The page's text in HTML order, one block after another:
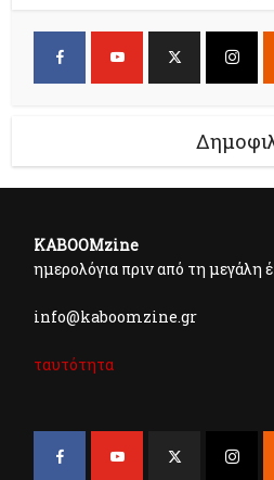
KABOOMzine
ημερολόγια πριν από τη μεγάλη
info@kaboomzine.gr
ταυτότητα